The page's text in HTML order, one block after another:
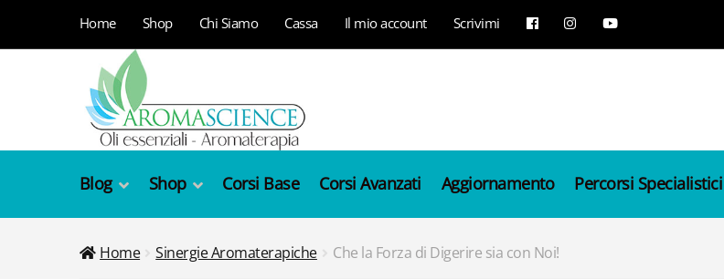
navigazione
contenuto
Home Shop Chi Siamo Cassa Il mio account Scrivimi
Blog Shop Corsi Base Corsi Avanzati Aggiornamento Percorsi Specialistici
Home Sinergie Aromaterapiche Che la Forza di Digerire sia con Noi!